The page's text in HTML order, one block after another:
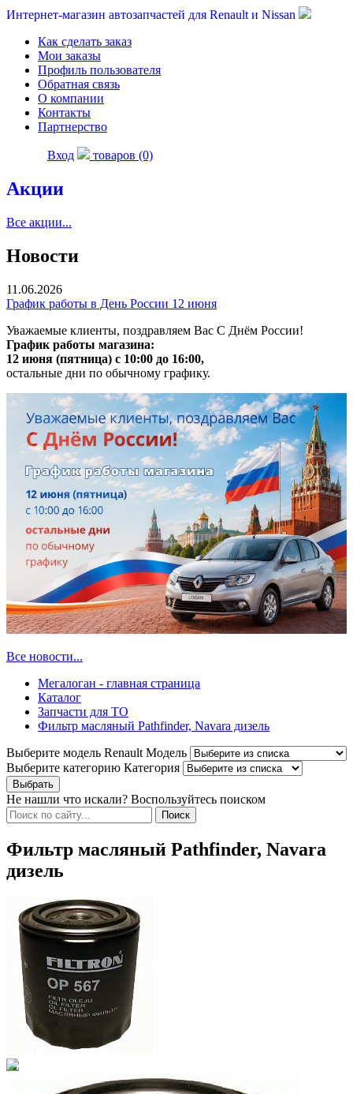
Интернет-магазин автозапчастей для Renault и Nissan
Как сделать заказ
Мои заказы
Профиль пользователя
Обратная связь
О компании
Контакты
Партнерство
Вход товаров (0)
Акции
Все акции...
Новости
11.06.2026
График работы в День России 12 июня
Уважаемые клиенты, поздравляем Вас С Днём России!
График работы магазина:
12 июня (пятница) с 10:00 до 16:00,
остальные дни по обычному графику.
Все новости...
Мегалоган - главная страница
Каталог
Запчасти для ТО
Фильтр масляный Pathfinder, Navara дизель
Выберите модель Renault Модель
Выберите категорию Категория
Не нашли что искали? Воспользуйтесь поиском
Фильтр масляный Pathfinder, Navara
дизель